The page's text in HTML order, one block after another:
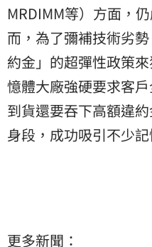
MRDIMM等）方面，
而，為了彌補技術劣
約金」的超彈性政策
憶體大廠強硬要求客
到貨還要吞下高額違
身段，成功吸引不少
更多新聞：